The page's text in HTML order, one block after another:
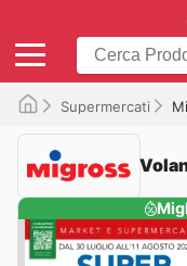
Supermercati